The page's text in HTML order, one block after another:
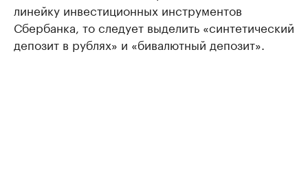
линейку инвестиционных инструментов
Сбербанка, то следует выделить «синтетический
депозит в рублях» и «бивалютный депозит».